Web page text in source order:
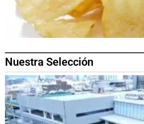
Nuestra Selección